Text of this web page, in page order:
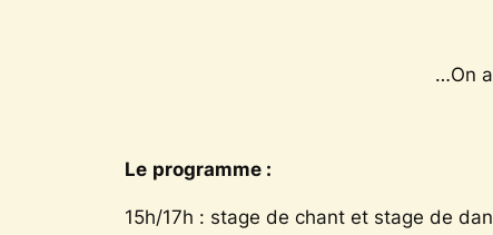
…On
Le programme :
15h/17h : stage de chant et stage de